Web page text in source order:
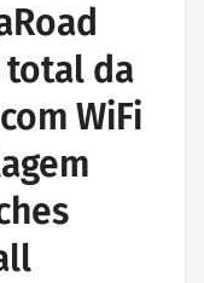
total da
WiFi